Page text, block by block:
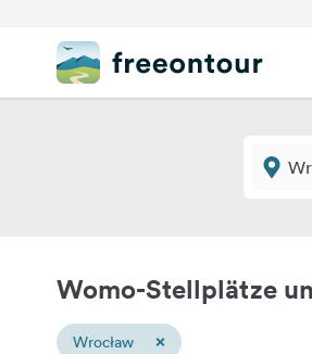
Womo-Stellplätze
Wrocław ×